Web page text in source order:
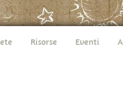
Risorse Eventi